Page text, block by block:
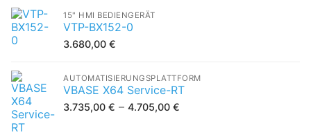
15" HMI BEDIENGERÄT
VTP-BX152-0
3.680,00 €
AUTOMATISIERUNGSPLATTFORM
VBASE X64 Service-RT
3.735,00 € – 4.705,00 €